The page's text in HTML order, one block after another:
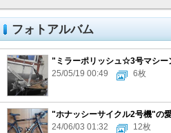
フォトアルバム
"ミラーポリッシュ☆3号マシー
25/05/19 00:49
6枚
"ホナッシーサイクル2号機"の
24/06/03 01:32
12枚